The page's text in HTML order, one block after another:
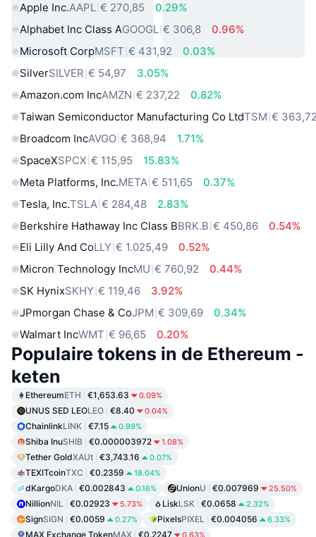
Apple Inc.AAPL € 270,85
0.29%
Alphabet Inc Class AGOOGL € 306,8
0.96%
Microsoft CorpMSFT € 431,92
0.03%
SilverSILVER € 54,97
3.05%
Amazon.com IncAMZN € 237,22
0.82%
Taiwan Semiconductor Manufacturing Co LtdTSM €
Broadcom IncAVGO € 368,94
1.71%
SpaceXSPCX € 115,95
15.83%
Meta Platforms, Inc.META € 511,65
0.37%
Tesla, Inc.TSLA € 284,48
2.83%
Berkshire Hathaway Inc Class BBRK.B € 450,86
0.54%
Eli Lilly And CoLLY € 1.025,49
0.52%
Micron Technology IncMU € 760,92
0.44%
SK HynixSKHY € 119,46
3.92%
JPmorgan Chase & CoJPM € 309,69
0.34%
Walmart IncWMT € 96,65 0.20%
Populaire tokens in de Ethereum -
keten
EthereumETH €1,653.63 0.09%
UNUS SED LEOLEO €8.40 0.04%
ChainlinkLINK €7.15 0.99%
Shiba InuSHIB €0.000003972 1.08%
Tether GoldXAUt €3,743.16 0.07%
TEXITcoinTXC €0.2359 18.04%
dKargoDKA €0.002843 0.16% UnionU €0.007969 25.50%
NillionNIL €0.02923 5.73% LiskLSK €0.0658 2.32%
SignSIGN €0.0059 0.27% PixelsPIXEL €0.004056 6.33%
MAX Exchange TokenMAX €0.2247 0.63%